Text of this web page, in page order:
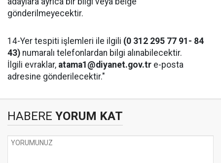
gönderilmeyecektir.
14-Yer tespiti işlemleri ile ilgili (0 312 295 77 91- 84
43) numaralı telefonlardan bilgi alınabilecektir.
İlgili evraklar, atama1@diyanet.gov.tr e-posta
adresine gönderilecektir."
HABERE YORUM KAT